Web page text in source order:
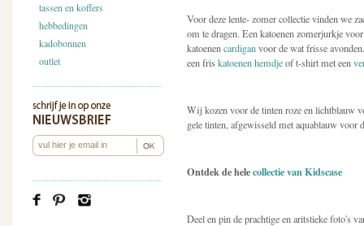
tassen en koffers
hebbedingen
kadobonnen
outlet
Voor deze lente- zomer collectie vinden we
om te dragen. Een katoenen zomerjurkje
katoenencardiganvoor de wat frisse
een friskatoenen hemdjeof t-shirt met een
Wij kozen voor de tinten roze en lichtblauw
gele tinten, afgewisseld met aquablauw voor
Ontdek de helecollectie van Kidscase
Deel en pin de prachtige en aritstieke foto's